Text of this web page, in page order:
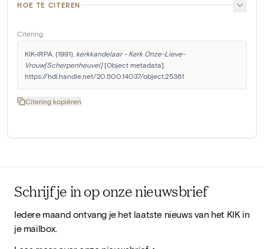
HOE TE CITEREN
Citering
KIK-IRPA. (1991). kerkkandelaar - Kerk Onze-Lieve-
Vrouw[Scherpenheuvel] [Object metadata].
https://hdl.handle.net/20.500.14037/object.25361
Citering kopiëren
Schrijf je in op onze nieuwsbrief
Iedere maand ontvang je het laatste nieuws van het KIK in
je mailbox.